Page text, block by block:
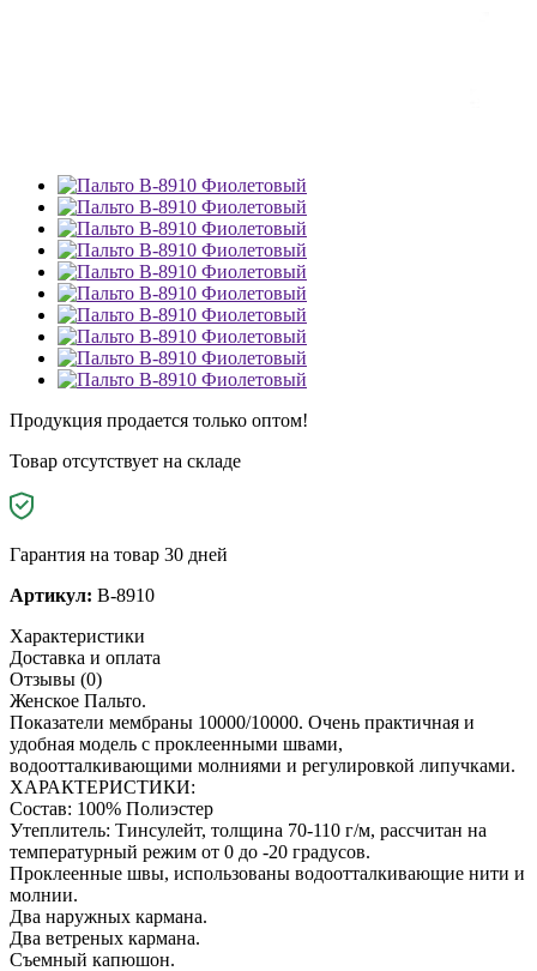
Продукция продается только оптом!
Товар отсутствует на складе
Гарантия на товар 30 дней
Артикул: B-8910
Характеристики
Доставка и оплата
Отзывы (0)
Женское Пальто.
Показатели мембраны 10000/10000. Очень практичная и
удобная модель с проклеенными швами,
водоотталкивающими молниями и регулировкой липучками.
ХАРАКТЕРИСТИКИ:
Состав: 100% Полиэстер
Утеплитель: Тинсулейт, толщина 70-110 г/м, рассчитан на
температурный режим от 0 до -20 градусов.
Проклеенные швы, использованы водоотталкивающие нити и
молнии.
Два наружных кармана.
Два ветреных кармана.
Съемный капюшон.